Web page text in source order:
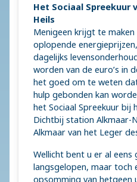
Het Sociaal Spreekuur
Heils
Menigeen krijgt te
oplopende
dagelijks
worden van de euro’s in
het goed om te weten
hulp gebonden kan
het Sociaal Spreekuur bij
Dichtbij station Alkmaar-
Alkmaar van het Leger
Wellicht bent u er al eens
langsgelopen, maar toch
opsomming van hetgeen